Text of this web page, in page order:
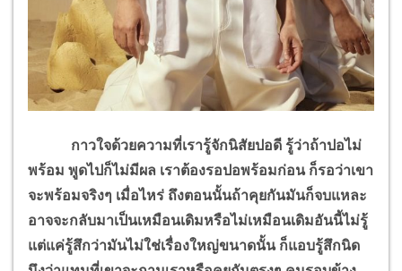
กาวใจด้วยความที่เรารู้จักนิสัยปอดี รู้ว่าถ้าปอไม่
พร้อม พูดไปก็ไม่มีผล เราต้องรอปอพร้อมก่อน ก็รอว่าเขา
จะพร้อมจริงๆ เมื่อไหร่ ถึงตอนนั้นถ้าคุยกันมันก็จบแหละ
อาจจะกลับมาเป็นเหมือนเดิมหรือไม่เหมือนเดิมอันนี้ไม่รู้
แต่แค่รู้สึกว่ามันไม่ใช่เรื่องใหญ่ขนาดนั้น ก็แอบรู้สึกนิด